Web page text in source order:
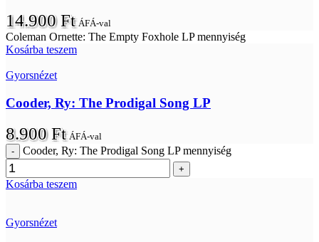
14.900Ft ÁFÁ-val
Coleman Ornette: The Empty Foxhole LP mennyiség
Kosárba teszem
Gyorsnézet
Cooder, Ry: The Prodigal Song LP
8.900Ft ÁFÁ-val
Cooder, Ry: The Prodigal Song LP mennyiség
Kosárba teszem
Gyorsnézet